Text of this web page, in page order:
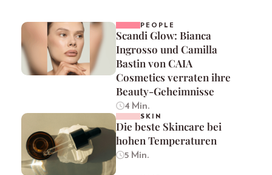
PEOPLE
Scandi Glow: Bianca
Ingrosso und Camilla
Bastin von CAIA
Cosmetics verraten ihre
Beauty-Geheimnisse
4 Min.
SKIN
Die beste Skincare bei
hohen Temperaturen
5 Min.